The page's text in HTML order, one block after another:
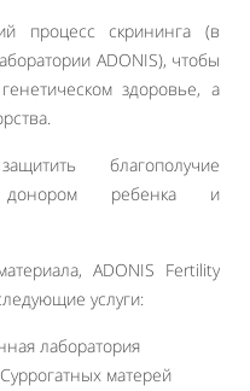
процесс скрининга (в
ADONIS), чтобы
здоровье, а
благополучие
донором ребенка и
ADONIS Fertility
услуги:
лаборатория
матерей